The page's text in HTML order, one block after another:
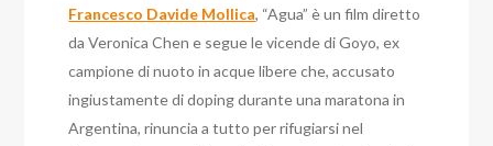
Francesco Davide Mollica, “Agua” è un film diretto
da Veronica Chen e segue le vicende di Goyo, ex
campione di nuoto in acque libere che, accusato
ingiustamente di doping durante una maratona in
Argentina, rinuncia a tutto per rifugiarsi nel